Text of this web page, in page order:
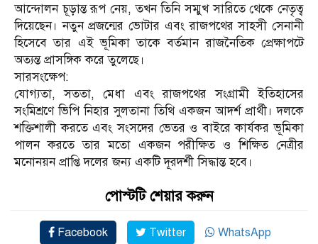
আন্দোলন চূড়ান্ত রূপ নেয়, তখন তিনি সম্মুখ সারিতে থেকে নেতৃত্ব
দিয়েছেন। নতুন প্রজন্মের ভোটার এবং রাজপথের সাহসী সেনানী
হিসেবে তার এই ভূমিকা তাকে বর্তমান রাজনৈতিক প্রেক্ষাপটে
অত্যন্ত প্রাসঙ্গিক করে তুলেছে।
​সারসংক্ষেপ:
যোগ্যতা, সততা, মেধা এবং রাজপথের সংগ্রামী ইতিহাসের
সংমিশ্রণে ভিপি নিহার সুলতানা তিথি একজন আদর্শ প্রার্থী। দলকে
শক্তিশালী করতে এবং সংসদের ভেতর ও বাইরে কার্যকর ভূমিকা
পালন করতে তার মতো একজন পরীক্ষিত ও শিক্ষিত নেত্রীর
মনোনয়ন প্রাপ্তি দলের জন্য একটি দূরদর্শী সিদ্ধান্ত হবে।
পোস্টটি শেয়ার করুন
Facebook Twitter WhatsApp